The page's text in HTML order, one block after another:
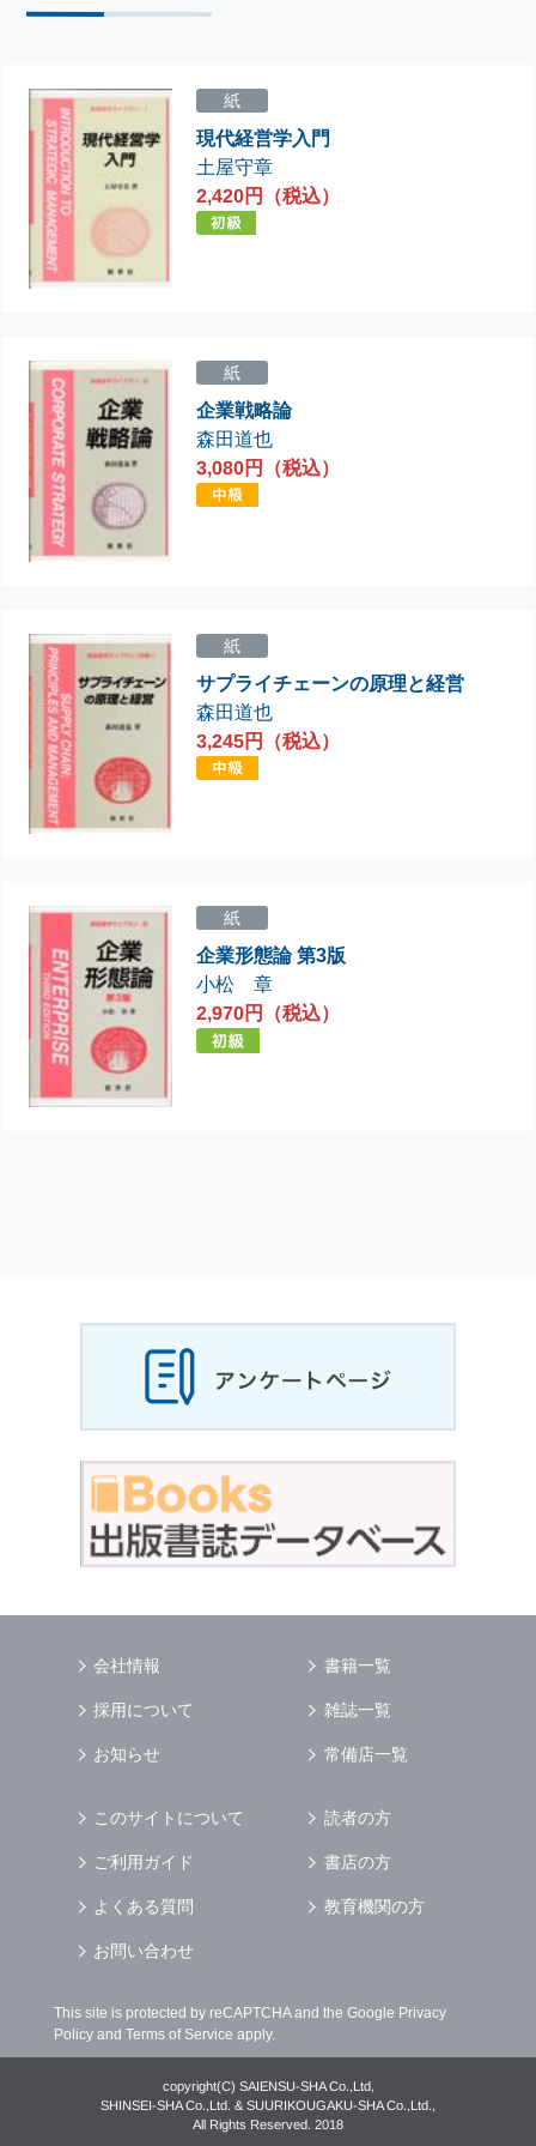
紙
現代経営学入門
土屋守章
2,420円（税込）
紙
企業戦略論
森田道也
3,080円（税込）
紙
サプライチェーンの原理と経営
森田道也
3,245円（税込）
紙
企業形態論 第3版
小松 章
2,970円（税込）
会社情報
採用について
お知らせ
書籍一覧
雑誌一覧
常備店一覧
このサイトについて
ご利用ガイド
よくある質問
お問い合わせ
読者の方
書店の方
教育機関の方
This site is protected by reCAPTCHA and the Google Privacy
Policyand Terms of Service apply.
copyright(C) SAIENSU-SHA Co.,Ltd,
SHINSEI-SHA Co.,Ltd. & SUURIKOUGAKU-SHA Co.,Ltd.,
All Rights Reserved. 2018